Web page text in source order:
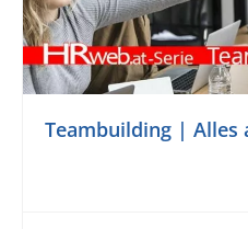
Teambuilding | Alles